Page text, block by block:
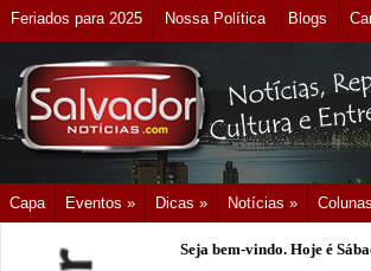
Feriados para 2025 Nossa Política Blogs
Capa Eventos » Dicas » Notícias »
Seja bem-vindo. Hoje é